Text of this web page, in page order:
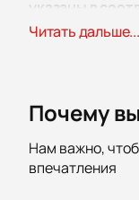
указаны в
поле ФИО.
состава.
Актёрский
Мильграм,
Читать дальше...
Почему
Нам важно,
впечатления